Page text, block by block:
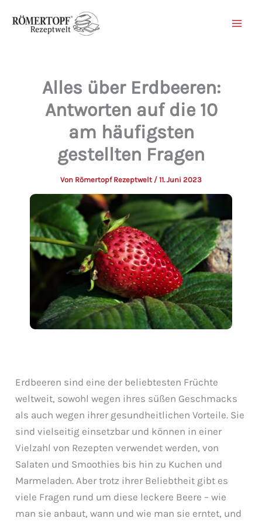
Inhalt
Alles über Erdbeeren:
Antworten auf die 10
am häufigsten
gestellten Fragen
Von Römertopf Rezeptwelt / 11. Juni 2023
Erdbeeren sind eine der beliebtesten Früchte
weltweit, sowohl wegen ihres süßen Geschmacks
als auch wegen ihrer gesundheitlichen Vorteile. Sie
sind vielseitig einsetzbar und können in einer
Vielzahl von Rezepten verwendet werden, von
Salaten und Smoothies bis hin zu Kuchen und
Marmeladen. Aber trotz ihrer Beliebtheit gibt es
viele Fragen rund um diese leckere Beere – wie
man sie anbaut, wann und wie man sie erntet, und